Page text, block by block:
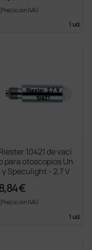
(Precio sin IVA)
1 ud.
10421 de vací
para otoscopios Un
y Speculight - 2,7 V
€
(Precio sin IVA)
1 ud.